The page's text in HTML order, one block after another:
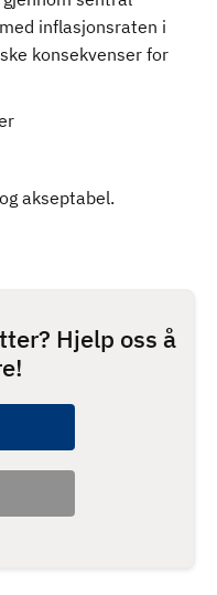
inflasjonsraten i
konsekvenser for
akseptabel.
Hjelp oss å